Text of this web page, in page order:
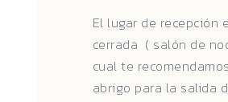
El lugar de recepción
cerrada ( salón de
cual te
abrigo para la salida